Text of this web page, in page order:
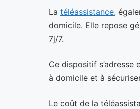
La téléassistance,
domicile. Elle repose
7j/7.
Ce dispositif
à domicile et à
Le coût de la